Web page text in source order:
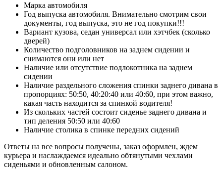
Марка автомобиля
Год выпуска автомобиля. Внимательно смотрим свои
документы, год выпуска, это не год покупки!!!
Вариант кузова, седан универсал или хэтчбек (сколько
дверей)
Количество подголовников на заднем сидении и
снимаются они или нет
Наличие или отсутствие подлокотника на заднем
сидении
Наличие раздельного сложения спинки заднего дивана в
пропорциях: 50:50, 40:20:40 или 40:60, при этом важно,
какая часть находится за спинкой водителя!
Из скольких частей состоит сиденье заднего дивана и
тип деления 50:50 или 40:60
Наличие столика в спинке передних сидений
Ответы на все вопросы получены, заказ оформлен, ждем
курьера и наслаждаемся идеально обтянутыми чехлами
сиденьями и обновленным салоном.